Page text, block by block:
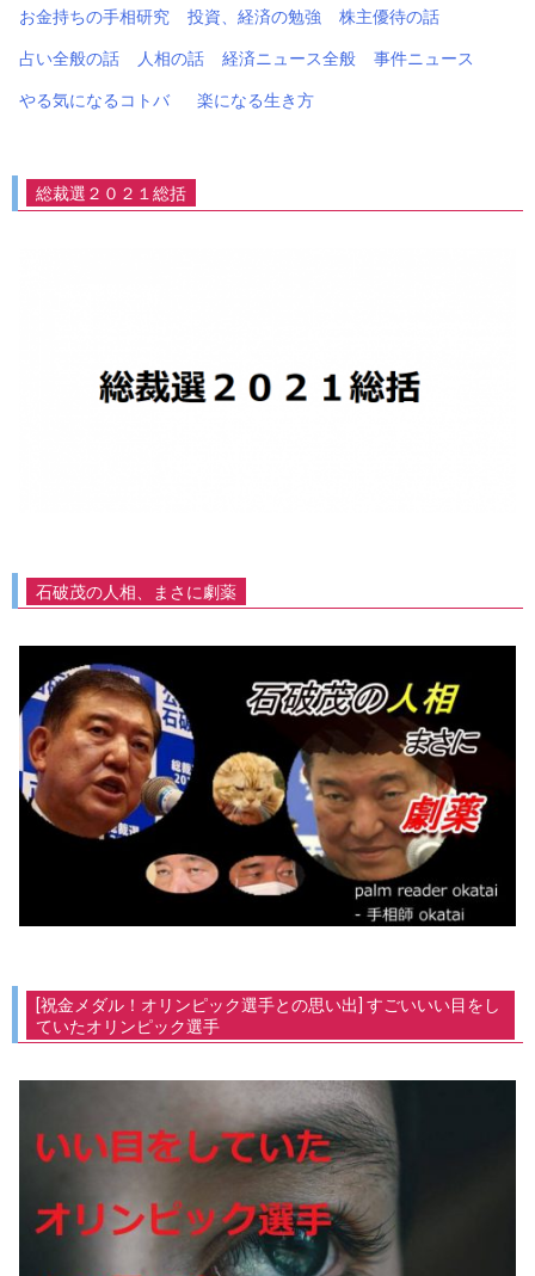
お金持ちの手相研究 投資、経済の勉強
株主優待の話
占い全般の話
人相の話 経済ニュース全般
事件ニュース
やる気になるコトバ
楽になる生き方
総裁選２０２１総括
石破茂の人相、まさに劇薬
[祝金メダル！オリンピック選手との思い出] すごいいい目をし
ていたオリンピック選手